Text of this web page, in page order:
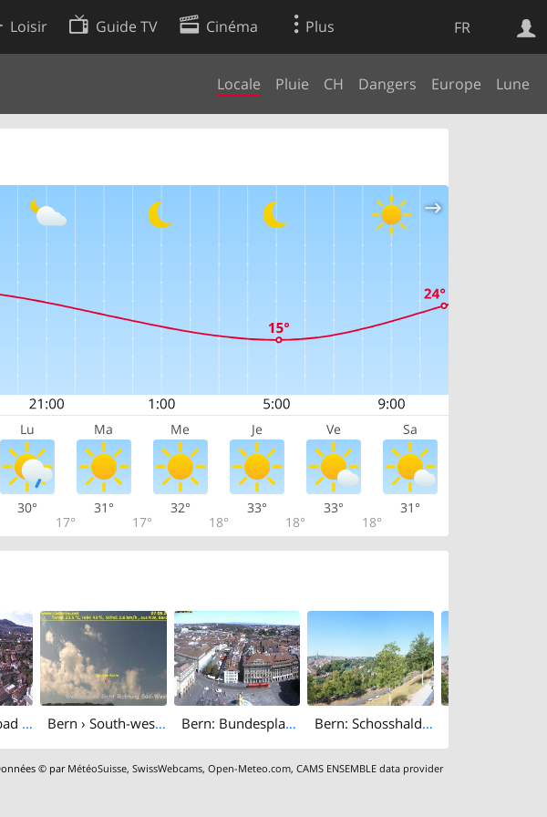
FR
Loisir Guide TV Cinéma Plus
Locale Pluie CH Dangers Europe Lune
Lu Ma Me Je Ve Sa
30°
17°
31°
17°
32°
18°
33°
18°
33°
18°
31°
Bern: Marzilibad - Gurten Bern › South-west: Kirchenfeld Bern: Bundesplatz - UNESCO- Von Bern Bern: Schosshalde: Rosengarten Restaurant 180°
© parMétéoSuisse,SwissWebcams,Open-Meteo.com,CAMS ENSEMBLE data provider
Web
de cookies